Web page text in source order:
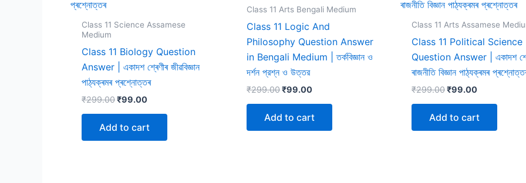
Class 11 Science Assamese
Medium
Class 11 Biology Question
Answer | একাদশ শ্ৰেণীৰ জীৱবিজ্ঞান
পাঠ্যক্ৰমৰ প্ৰশ্নোত্তৰ
₹299.00Original
₹299.00.
₹99.00Current
₹99.00.
Add to cart
Class 11 Arts Bengali Medium
Class 11 Logic And
Philosophy Question Answer
in Bengali Medium | তর্কবিজ্ঞান ও
দর্শন প্রশ্ন ও উত্তর
₹299.00Original
₹299.00.
₹99.00Current
₹99.00.
Add to cart
Class 11 Arts Assamese
Class 11 Political Science
Question Answer | একাদশ
ৰাজনীতি বিজ্ঞান পাঠ্যক্ৰমৰ
₹299.00Original
₹299.00.
₹99.00Current
₹99.00.
Add to cart